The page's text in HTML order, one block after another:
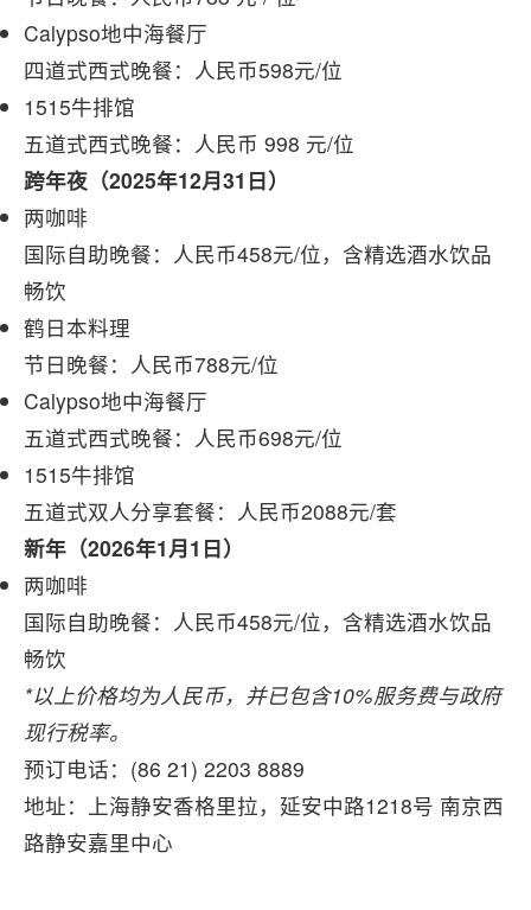
Calypso地中海餐厅
四道式西式晚餐：人民币598元/位
1515牛排馆
五道式西式晚餐：人民币 998 元/位
跨年夜（2025年12月31日）
两咖啡
国际自助晚餐：人民币458元/位，含精选酒水饮品
畅饮
鹤日本料理
节日晚餐：人民币788元/位
Calypso地中海餐厅
五道式西式晚餐：人民币698元/位
1515牛排馆
五道式双人分享套餐：人民币2088元/套
新年（2026年1月1日）
两咖啡
国际自助晚餐：人民币458元/位，含精选酒水饮品
畅饮
*以上价格均为人民币，并已包含10%服务费与政府
现行税率。
预订电话：(86 21) 2203 8889
地址：上海静安香格里拉，延安中路1218号 南京西
路静安嘉里中心